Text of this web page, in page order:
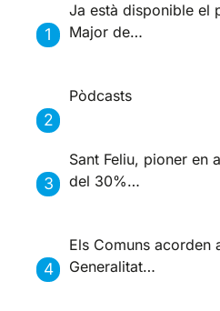
Ja està disponible el
Major de…
Pòdcasts
Sant Feliu, pioner en
del 30%…
Els Comuns acorden
Generalitat…